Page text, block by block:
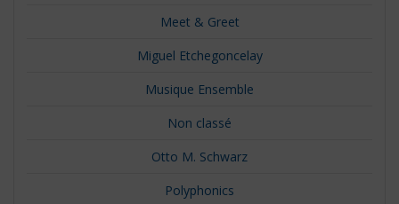
Meet & Greet
Miguel Etchegoncelay
Musique Ensemble
Non classé
Otto M. Schwarz
Polyphonics